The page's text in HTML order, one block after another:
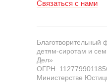
детям-сиротам и
Дел»
ОГРН:
Министерстве
Связаться с нами